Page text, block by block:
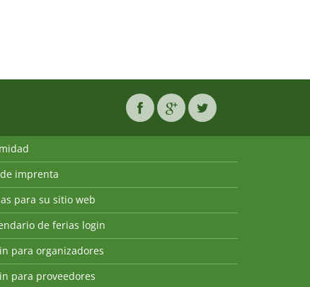
imprenta
para su sitio web
de ferias login
para organizadores
para proveedores